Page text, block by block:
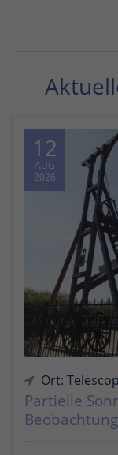
12
AUG
2026
Ort:
Partielle